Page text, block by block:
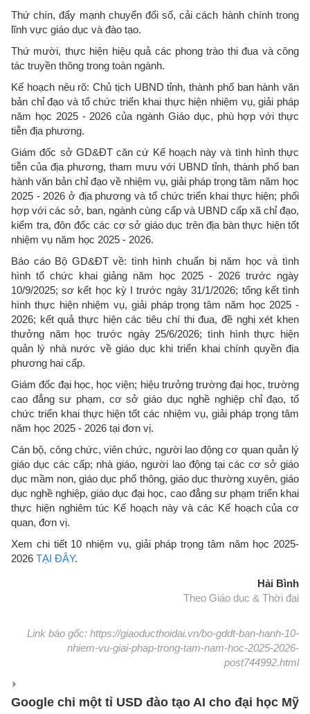
Thứ chín, đẩy mạnh chuyển đổi số, cải cách hành chính trong
lĩnh vực giáo dục và đào tạo.
Thứ mười, thực hiện hiệu quả các phong trào thi đua và công
tác truyền thông trong toàn ngành.
Kế hoạch nêu rõ: Chủ tịch UBND tỉnh, thành phố ban hành văn
bản chỉ đạo và tổ chức triển khai thực hiện nhiệm vụ, giải pháp
năm học 2025 - 2026 của ngành Giáo dục, phù hợp với thực
tiễn địa phương.
Giám đốc sở GD&ĐT căn cứ Kế hoạch này và tình hình thực
tiễn của địa phương, tham mưu với UBND tỉnh, thành phố ban
hành văn bản chỉ đạo về nhiệm vụ, giải pháp trọng tâm năm học
2025 - 2026 ở địa phương và tổ chức triển khai thực hiện; phối
hợp với các sở, ban, ngành cùng cấp và UBND cấp xã chỉ đạo,
kiểm tra, đôn đốc các cơ sở giáo dục trên địa bàn thực hiện tốt
nhiệm vụ năm học 2025 - 2026.
Báo cáo Bộ GD&ĐT về: tình hình chuẩn bị năm học và tình
hình tổ chức khai giảng năm học 2025 - 2026 trước ngày
10/9/2025; sơ kết học kỳ I trước ngày 31/1/2026; tổng kết tình
hình thực hiện nhiệm vụ, giải pháp trọng tâm năm học 2025 -
2026; kết quả thực hiện các tiêu chí thi đua, đề nghị xét khen
thưởng năm học trước ngày 25/6/2026; tình hình thực hiện
quản lý nhà nước về giáo dục khi triển khai chính quyền địa
phương hai cấp.
Giám đốc đại học, học viện; hiệu trưởng trường đại học, trường
cao đẳng sư phạm, cơ sở giáo dục nghề nghiệp chỉ đạo, tổ
chức triển khai thực hiện tốt các nhiệm vụ, giải pháp trọng tâm
năm học 2025 - 2026 tại đơn vị.
Cán bộ, công chức, viên chức, người lao động cơ quan quản lý
giáo dục các cấp; nhà giáo, người lao động tại các cơ sở giáo
dục mầm non, giáo dục phổ thông, giáo dục thường xuyên, giáo
dục nghề nghiệp, giáo dục đại học, cao đẳng sư phạm triển khai
thực hiện nghiêm túc Kế hoạch này và các Kế hoạch của cơ
quan, đơn vị.
Xem chi tiết 10 nhiệm vụ, giải pháp trọng tâm năm học 2025-
2026 TẠI ĐÂY.
Hải Bình
Theo Giáo dục & Thời đại
Link báo gốc: https://giaoducthoidai.vn/bo-gddt-ban-hanh-10-
nhiem-vu-giai-phap-trong-tam-nam-hoc-2025-2026-
post744992.html
Google chi một tỉ USD đào tạo AI cho đại học Mỹ